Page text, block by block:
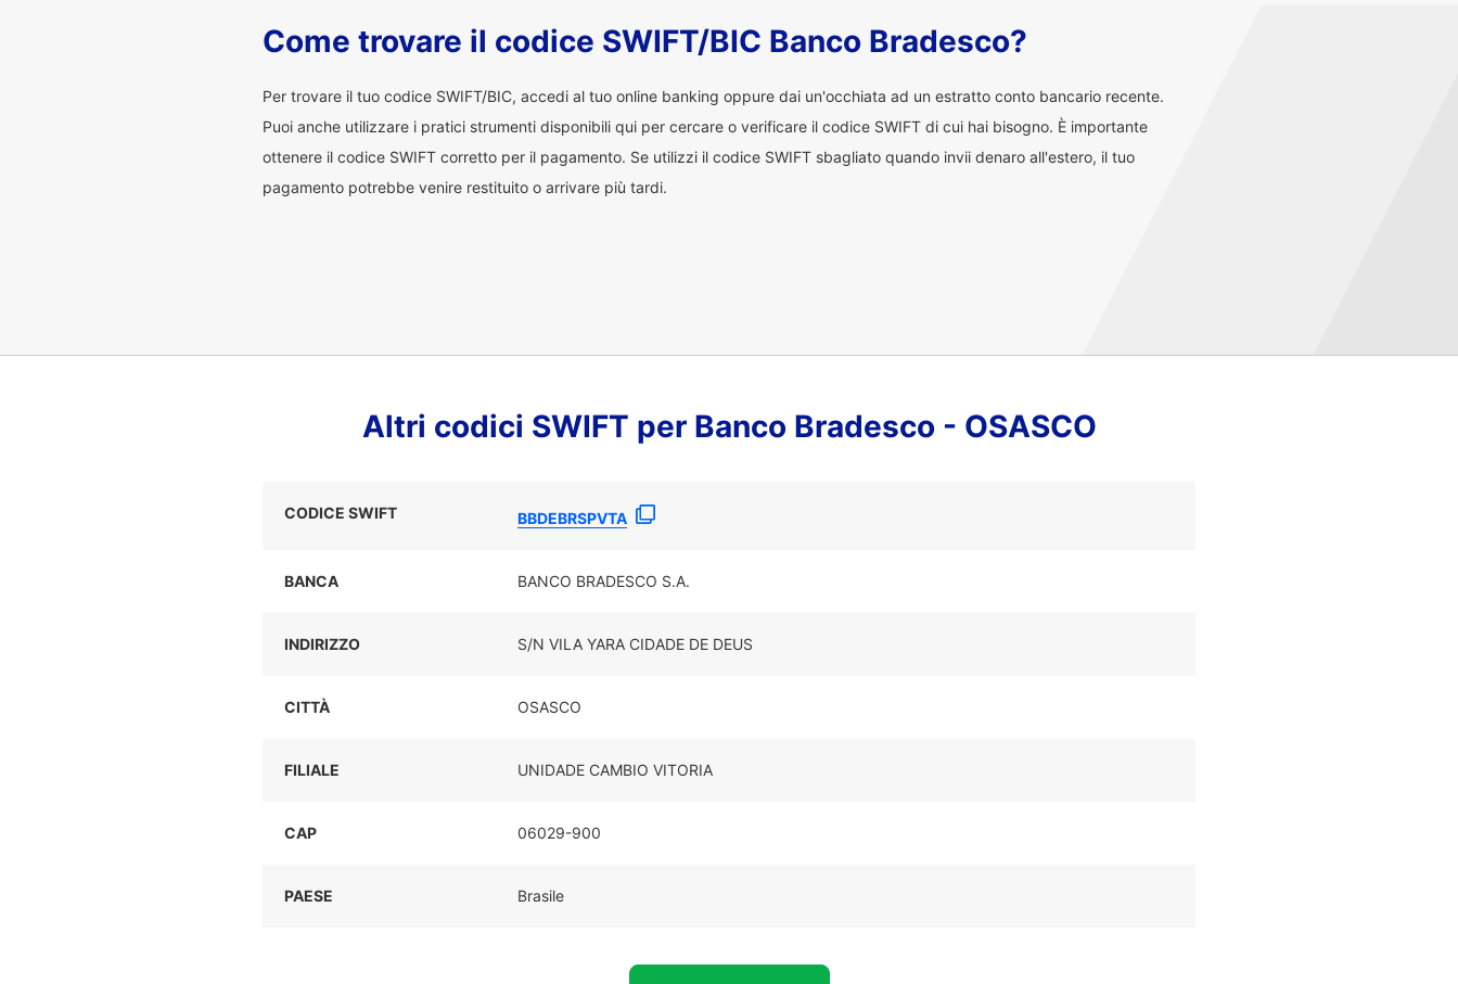
Come trovare il codice SWIFT/BIC Banco Bradesco?
Per trovare il tuo codice SWIFT/BIC, accedi al tuo online banking oppure dai un'occhiata ad un estratto conto bancario recente.
Puoi anche utilizzare i pratici strumenti disponibili qui per cercare o verificare il codice SWIFT di cui hai bisogno. È importante
ottenere il codice SWIFT corretto per il pagamento. Se utilizzi il codice SWIFT sbagliato quando invii denaro all'estero, il tuo
pagamento potrebbe venire restituito o arrivare più tardi.
Altri codici SWIFT per Banco Bradesco - OSASCO
CODICE SWIFT BBDEBRSPVTA
BANCA BANCO BRADESCO S.A.
INDIRIZZO S/N VILA YARA CIDADE DE DEUS
CITTÀ OSASCO
FILIALE UNIDADE CAMBIO VITORIA
CAP 06029-900
PAESE Brasile